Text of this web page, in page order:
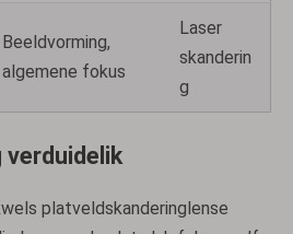
Beeldvorming,
algemene fokus
Laser
skanderin
g
verduidelik
platveldskanderinglense